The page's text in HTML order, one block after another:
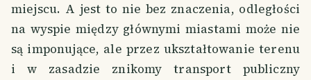
miejscu. A jest to nie bez znaczenia, odległości
na wyspie między głównymi miastami może nie
są imponujące, ale przez ukształtowanie terenu
i w zasadzie znikomy transport publiczny